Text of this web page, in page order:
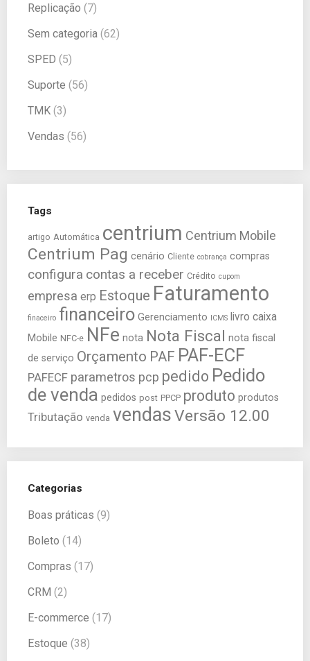
Replicação (7)
Sem categoria (62)
SPED (5)
Suporte (56)
TMK (3)
Vendas (56)
Tags
artigo Automática centrium Centrium Mobile
Centrium Pag cenário Cliente cobrança compras
configura contas a receber Crédito cupom
empresa erp Estoque Faturamento
finaceiro financeiro Gerenciamento ICMS livro caixa
Mobile NFC-e NFe nota Nota Fiscal nota fiscal
de serviço Orçamento PAF PAF-ECF
PAFECF parametros pcp pedido Pedido
de venda pedidos post PPCP produto produtos
Tributação venda vendasVersão 12.00
Categorias
Boas práticas (9)
Boleto (14)
Compras (17)
CRM (2)
E-commerce (17)
Estoque (38)